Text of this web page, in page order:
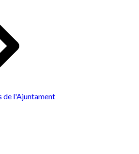
de l'Ajuntament